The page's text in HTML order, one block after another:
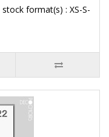
format(s) : XS-S-